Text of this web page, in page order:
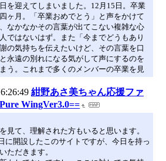
を迎えてしまいました。12月15日。卒業
ヶ月。「卒業おめでとう」と声をかけて
なかなかその言葉が出てこない複雑な心
ではないはず。また「今までどうもあり
の気持ちを伝えたいけど、その言葉を口
永遠の別れになる気がして声にするのを
う。これまで多くのメンバーの卒業を見
紺野あさ美ちゃん応援ファ
WingVer3.0==
見て、理解された方もいると思います。
に開設したこのサイトですが、今日を持っ
ただきます。